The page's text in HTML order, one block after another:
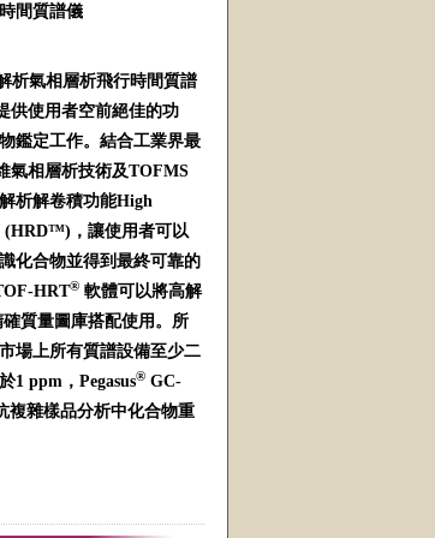
間質譜儀
析氣相層析飛行時間質譜
供使用者空前絕佳的功
鑑定工作。結合工業界最
氣相層析技術及TOFMS
析解卷積功能High
(HRD™)，讓使用者可以
化合物並得到最終可靠的
HRT® 軟體可以將高解
質量圖庫搭配使用。所
場上所有質譜設備至少二
1 ppm，Pegasus® GC-
複雜樣品分析中化合物重